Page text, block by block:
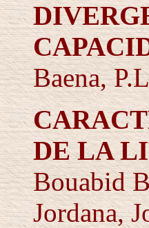
Baena,
DE LA
Bouabid
Jordana,